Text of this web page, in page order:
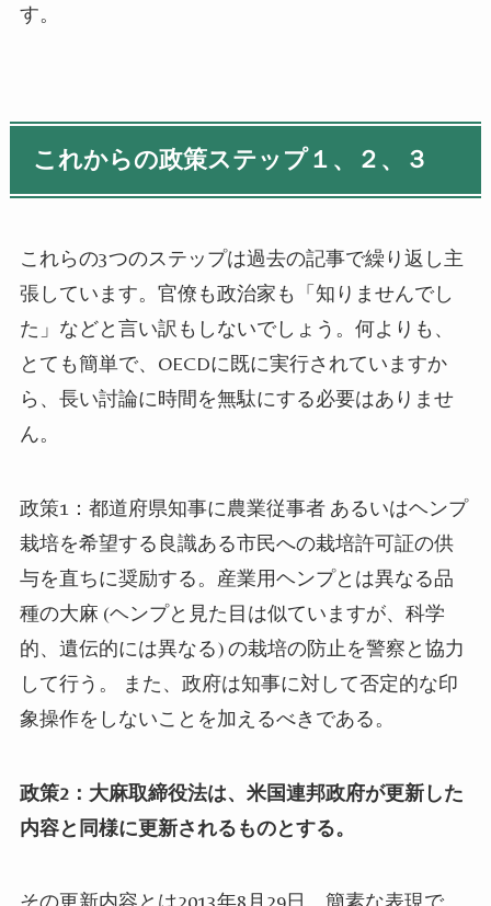
す。
これからの政策ステップ１、２、３
これらの3つのステップは過去の記事で繰り返し主
張しています。官僚も政治家も「知りませんでし
た」などと言い訳もしないでしょう。何よりも、
とても簡単で、 OECDに既に実行されていますか
ら、長い討論に時間を無駄にする必要はありませ
ん。
政策1 ：都道府県知事に農業従事者 あるいはヘンプ
栽培を希望する良識ある市民への栽培許可証の供
与を直ちに奨励する。産業用ヘンプとは異なる品
種の大麻 (ヘンプと 見た目は似ていますが、科学
的、遺伝的には異なる)の栽培の防止を警察と協力
して行う。
また、政府は知事に対して否定的な印
象操作をしないことを加えるべきである。
政策2：大麻取締役法は、米国連邦政府が更新した
内容と同様に更新されるものとする。